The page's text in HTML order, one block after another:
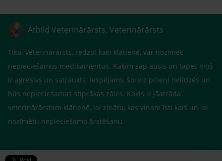
Atbild Veterinārārsts, Veterinārārsts
Tikai veterinārārsts, redzot kaķi klātienē, var nozīmēt
nepieciešamos medikamentus. Kaķim sāp ausis un tāpēc viņš
ir agresīvs un satraukts. Iespējams, šoreiz pilieni nelīdzēs un
būs nepieciešamas stiprākas zāles. Kaķis ir jāatrāda
veterinārārstam klātienē, lai zinātu, kas viņam īsti kaiš un lai
nozīmētu nepieciešamo ārstēšanu.